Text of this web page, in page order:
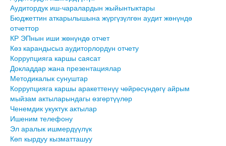
Аудитордук иш-чаралардын жыйынтыктары
Бюджеттин аткарылышына жүргүзүлгөн аудит жөнүндө
отчеттор
КР ЭПнын иши жөнүндө отчет
Көз карандысыз аудиторлордун отчету
Коррупцияга каршы саясат
Докладдар жана презентациялар
Методикалык сунуштар
Коррупцияга каршы аракеттенүү чөйрөсүндөгү айрым
мыйзам актыларындагы өзгөртүүлөр
Ченемдик укуктук актылар
Ишеним телефону
Эл аралык ишмердүүлүк
Көп кырдуу кызматташуу